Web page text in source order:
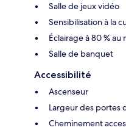
Salle de jeux vidéo
Sensibilisation à la
Éclairage à 80 % au
Salle de banquet
Accessibilité
Ascenseur
Largeur des portes
Cheminement